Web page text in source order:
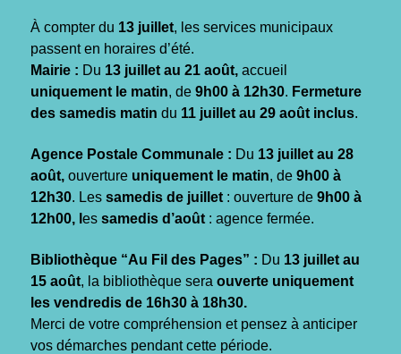
À compter du 13 juillet, les services municipaux
passent en horaires d’été.
Mairie : Du 13 juillet au 21 août, accueil
uniquement le matin, de 9h00 à 12h30. Fermeture
des samedis matin du 11 juillet au 29 août inclus.
Agence Postale Communale : Du 13 juillet au 28
août, ouverture uniquement le matin, de 9h00 à
12h30. Les samedis de juillet : ouverture de 9h00 à
12h00, l es samedis d’août : agence fermée.
Bibliothèque “Au Fil des Pages” : Du 13 juillet au
15 août, la bibliothèque sera ouverte uniquement
les vendredis de 16h30 à 18h30.
Merci de votre compréhension et pensez à anticiper
vos démarches pendant cette période.